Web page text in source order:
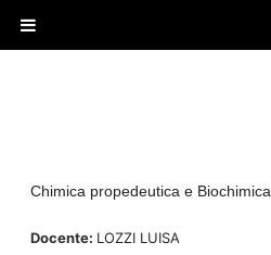
Chimica propedeutica e
Docente: LOZZI LUISA